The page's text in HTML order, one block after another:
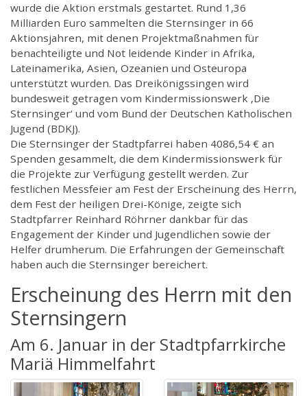
wurde die Aktion erstmals gestartet. Rund 1,36
Milliarden Euro sammelten die Sternsinger in 66
Aktionsjahren, mit denen Projektmaßnahmen für
benachteiligte und Not leidende Kinder in Afrika,
Lateinamerika, Asien, Ozeanien und Osteuropa
unterstützt wurden. Das Dreikönigssingen wird
bundesweit getragen vom Kindermissionswerk ‚Die
Sternsinger‘ und vom Bund der Deutschen Katholischen
Jugend (BDKJ).
Die Sternsinger der Stadtpfarrei haben 4086,54 € an
Spenden gesammelt, die dem Kindermissionswerk für
die Projekte zur Verfügung gestellt werden. Zur
festlichen Messfeier am Fest der Erscheinung des Herrn,
dem Fest der heiligen Drei-Könige, zeigte sich
Stadtpfarrer Reinhard Röhrner dankbar für das
Engagement der Kinder und Jugendlichen sowie der
Helfer drumherum. Die Erfahrungen der Gemeinschaft
haben auch die Sternsinger bereichert.
Erscheinung des Herrn mit den
Sternsingern
Am 6. Januar in der Stadtpfarrkirche
Mariä Himmelfahrt